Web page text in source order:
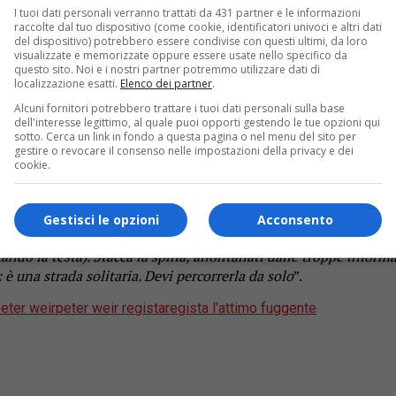
varie: dal dramma sulla prima guerra mondiale ‘Gli anni
nomination agli Oscar per la regia. Peter Weir ha lasciato
Ethan Hawke. Indimenticabile il geniale e
da solo”
ritirato dalle scene. Nella Sala Grande in cui si è tenuta
mondo della musica: “Scambierei la regia con la
ma difficilissima da applicare… sfuggire al rumore della
in mano una macchina fotografica. Prenderei carta e
la testa). Stacca la spina, allontanati dalle troppe
una strada solitaria. Devi percorrerla da solo”.
weirpeter weir registaregista l'attimo fuggente
I tuoi dati personali verranno trattati da 431 partner e le informazioni
raccolte dal tuo dispositivo (come cookie, identificatori univoci e altri dati
del dispositivo) potrebbero essere condivise con questi ultimi, da loro
visualizzate e memorizzate oppure essere usate nello specifico da
questo sito. Noi e i nostri partner potremmo utilizzare dati di
localizzazione esatti. Elenco dei partner.
Alcuni fornitori potrebbero trattare i tuoi dati personali sulla base
dell'interesse legittimo, al quale puoi opporti gestendo le tue opzioni qui
sotto. Cerca un link in fondo a questa pagina o nel menu del sito per
gestire o revocare il consenso nelle impostazioni della privacy e dei
cookie.
Acconsento
Gestisci le opzioni